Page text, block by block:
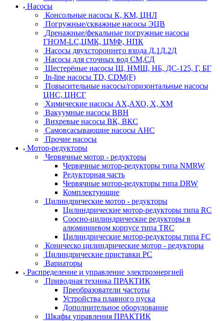
Насосы
Консольные насосы К, КМ, ЦНЛ
Погружные/скважные насосы ЭЦВ
Дренажные/фекальные погружные насосы
ГНОМ-LC,ЦМК, ЦМФ, НПК
Насосы двухстороннего входа Д,1Д,2Д
Насосы для сточных вод СМ,СД
Шестерёные насосы Ш, НМШ, НБ, ДС-125, Г, БГ
In-line насосы TD, CDM(F)
Повысительные насосы/горизонтальные насосы
ЦНС, ЦНСГ
Химические насосы АХ,АХО, Х, ХМ
Вакуумные насосы ВВН
Вихревые насосы ВК, ВКС
Самовсасывающие насосы АНС
Прочие насосы
Мотор-редукторы
Червячные мотор - редукторы
Червячные мотор-редукторы типа NMRW
Редукторная часть
Червячные мотор-редукторы типа DRW
Комплектующие
Цилиндрические мотор - редукторы
Цилиндрические мотор-редукторы типа RC
Соосно-цилиндрические редукторы в
алюминиевом корпусе типа TRC
Цилиндрические мотор-редукторы типа FC
Коническо цилиндрические мотор - редукторы
Цилиндрические приставки PC
Вариаторы
Распределение и управление электроэнергией
Приводная техника ПРАКТИК
Преобразователи частоты
Устройства плавного пуска
Дополнительное оборудование
Шкафы управления ПРАКТИК